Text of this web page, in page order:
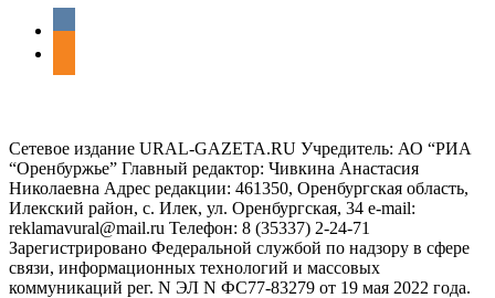
vkontakte
Сетевое издание URAL-GAZETA.RU Учредитель: АО “РИА
“Оренбуржье” Главный редактор: Чивкина Анастасия
Николаевна Адрес редакции: 461350, Оренбургская область,
Илекский район, с. Илек, ул. Оренбургская, 34 e-mail:
reklamavural@mail.ru Телефон: 8 (35337) 2-24-71
Зарегистрировано Федеральной службой по надзору в сфере
связи, информационных технологий и массовых
коммуникаций рег. N ЭЛ N ФС77-83279 от 19 мая 2022 года.